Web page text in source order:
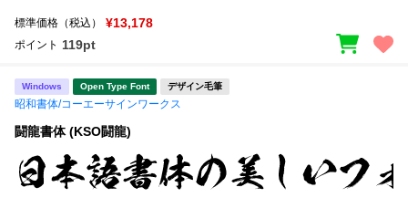
ご利用ガイド
よくあるご質問
お問い合わせ
太さ・ウェイト
セット or 単体
標準価格（税込） ¥13,178
ポイント 119pt
Windows Open Type Font デザイン毛筆
昭和書体/コーエーサインワークス
闘龍書体 (KSO闘龍)